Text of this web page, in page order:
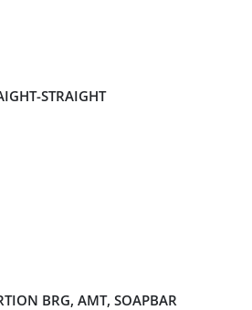
STRAIGHT
BRG, AMT, SOAPBAR